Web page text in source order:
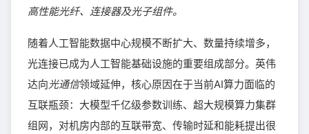
高性能光纤、连接器及光子组件。
随着人工智能数据中心规模不断扩大、数量持续增多，
光连接已成为人工智能基础设施的重要组成部分。英伟
达向光通信领域延伸，核心原因在于当前AI算力面临的
互联瓶颈：大模型千亿级参数训练、超大规模算力集群
组网，对机房内部的互联带宽、传输时延和能耗提出很